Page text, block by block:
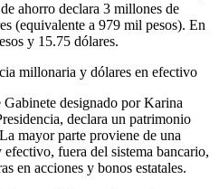
ahorro declara 3 millones de
(equivalente a 979 mil pesos). En
y 15.75 dólares.
millonaria y dólares en efectivo
designado por Karina
declara un patrimonio
mayor parte proviene de una
fuera del sistema bancario,
en acciones y bonos estatales.